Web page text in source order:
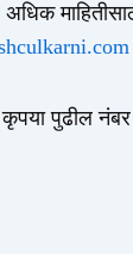
अधिक
कृपया पुढील